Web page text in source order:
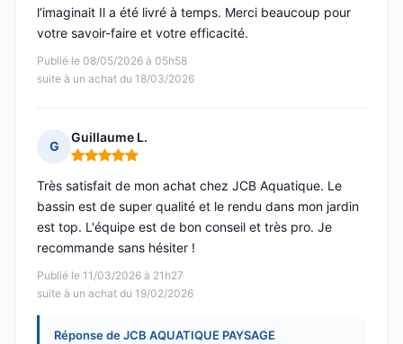
Publié le 08/05/2026 à 05h58
suite à un achat du 18/03/2026
l’imaginait Il a été livré à temps. Merci beaucoup pour
votre savoir-faire et votre efficacité.
G
Guillaume L.
Note : 5 sur 5
Publié le 11/03/2026 à 21h27
suite à un achat du 19/02/2026
Très satisfait de mon achat chez JCB Aquatique. Le
bassin est de super qualité et le rendu dans mon jardin
est top. L'équipe est de bon conseil et très pro. Je
recommande sans hésiter !
Réponse de JCB AQUATIQUE PAYSAGE